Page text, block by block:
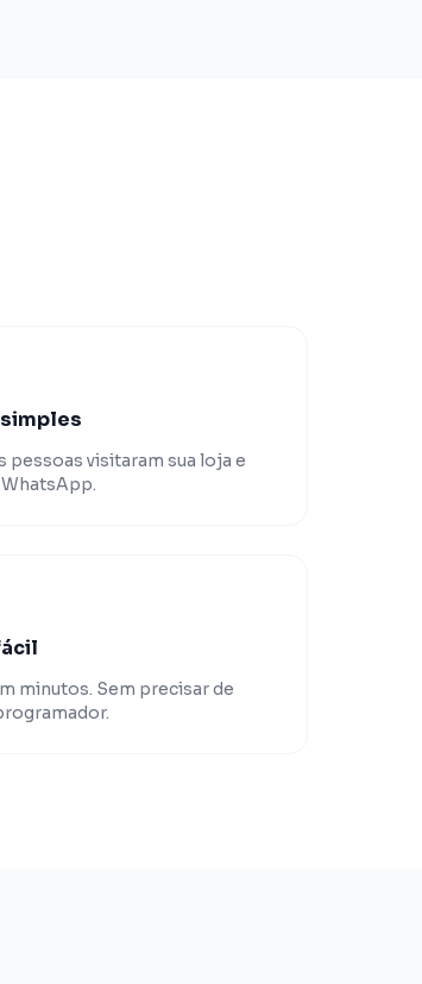
pessoas visitaram sua loja e
minutos. Sem precisar de